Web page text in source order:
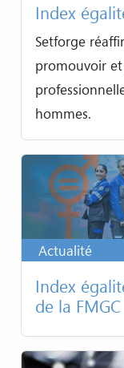
Index
Setforge
promouvoir
hommes.
Actualité
Index
de la FMGC